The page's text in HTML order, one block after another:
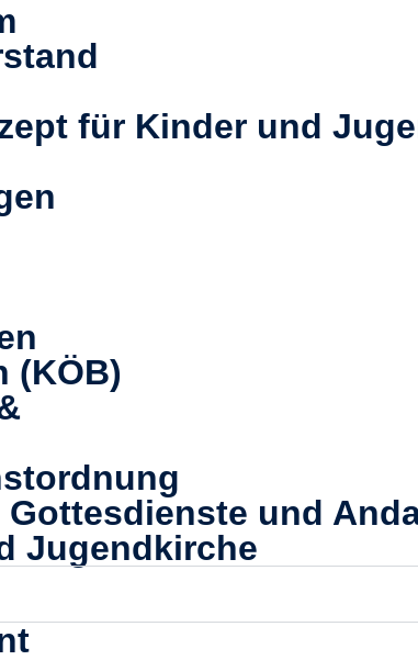
für Kinder und
(KÖB)
Gottesdienste und
Jugendkirche